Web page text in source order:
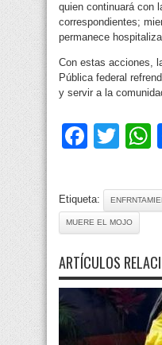
quien continuará con
correspondientes;
permanece
Con estas acciones,
Pública federal
y servir a la
Etiqueta:
MUERE EL MOJO
ARTÍCULOS